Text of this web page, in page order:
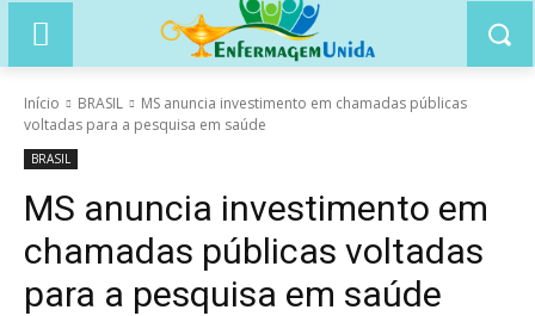
Início BRASIL
MS anuncia investimento em chamadas públicas
voltadas para a pesquisa em saúde
BRASIL
MS anuncia investimento em
chamadas públicas voltadas
para a pesquisa em saúde